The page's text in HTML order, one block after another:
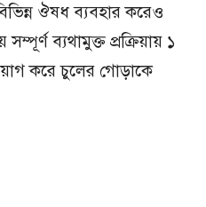
ঔষধ ব্যবহার করেও
ব্যথামুক্ত প্রক্রিয়ায় ১
করে চুলের গোড়াকে